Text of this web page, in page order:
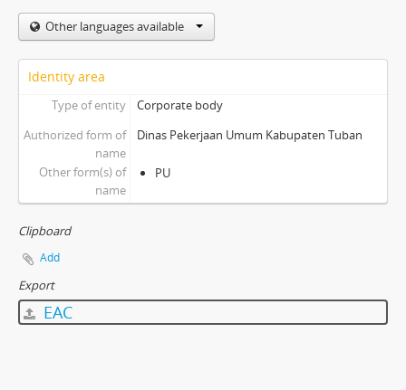
Other languages available
Identity area
Type of entity
Corporate body
Authorized form of
name
Dinas Pekerjaan Umum Kabupaten Tuban
Other form(s) of
name
PU
Clipboard
Add
Export
EAC